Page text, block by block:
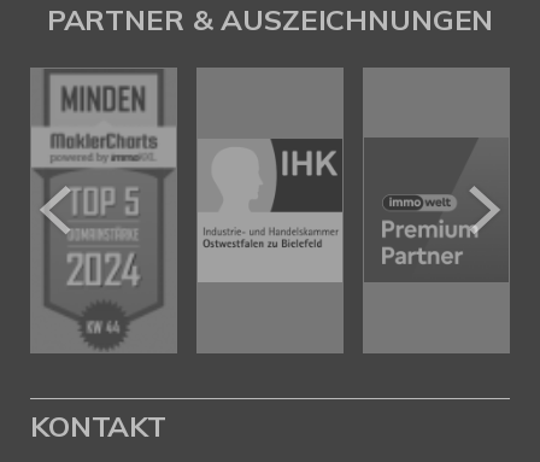
PARTNER & AUSZEICHNUNGEN
KONTAKT